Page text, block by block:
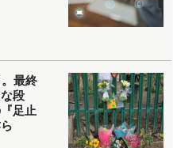
最終
段
足止